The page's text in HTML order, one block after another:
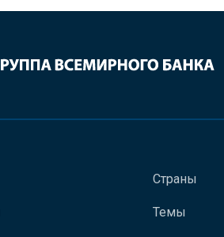
Страны
Темы